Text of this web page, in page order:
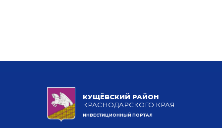
КУЩЁВСКИЙ РАЙОН
КРАСНОДАРСКОГО КРАЯ
ИНВЕСТИЦИОННЫЙ ПОРТАЛ